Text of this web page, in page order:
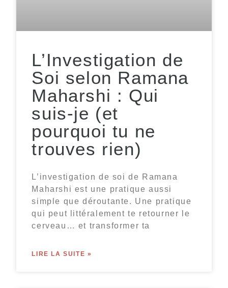
L’Investigation de
Soi selon Ramana
Maharshi : Qui
suis-je (et
pourquoi tu ne
trouves rien)
L’investigation de soi de Ramana
Maharshi est une pratique aussi
simple que déroutante. Une pratique
qui peut littéralement te retourner le
cerveau… et transformer ta
LIRE LA SUITE »